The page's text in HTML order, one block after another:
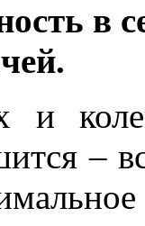
в
–